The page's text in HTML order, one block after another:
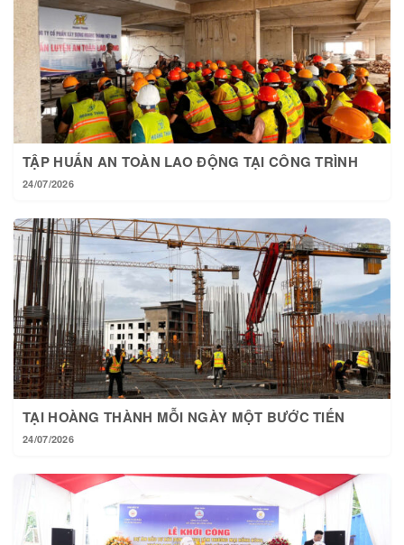
TẬP HUẤN AN TOÀN LAO ĐỘNG TẠI CÔNG TRÌNH
24/07/2026
TẠI HOÀNG THÀNH MỖI NGÀY MỘT BƯỚC TIẾN
24/07/2026